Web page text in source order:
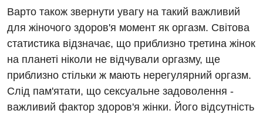
Фізіотерапія
Хірургічне відділення
Для дітей
Дитяча алергологія
Варто також звернути увагу на такий важливий
для жіночого здоров'я момент як оргазм. Світова
статистика відзначає, що приблизно третина жінок
на планеті ніколи не відчували оргазму, ще
приблизно стільки ж мають нерегулярний оргазм.
Слід пам'ятати, що сексуальне задоволення -
важливий фактор здоров'я жінки. Його відсутність